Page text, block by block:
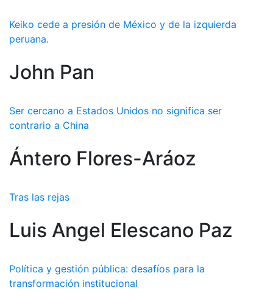
Keiko cede a presión de México y de la izquierda
peruana.
John Pan
Ser cercano a Estados Unidos no significa ser
contrario a China
Ántero Flores-Aráoz
Tras las rejas
Luis Angel Elescano Paz
Política y gestión pública: desafíos para la
transformación institucional